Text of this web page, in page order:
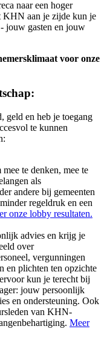
naar een hoger
KHN aan je zijde kun je
jouw gasten en jouw
voor onze
geld en heb je toegang
te kunnen
te denken, mee te
als
andere bij gemeenten
regeldruk en een
onze lobby resultaten.
advies en krijg je
over
vergunningen
en plichten ten opzichte
kun je terecht bij
jouw persoonlijk
en ondersteuning. Ook
van KHN-
Meer